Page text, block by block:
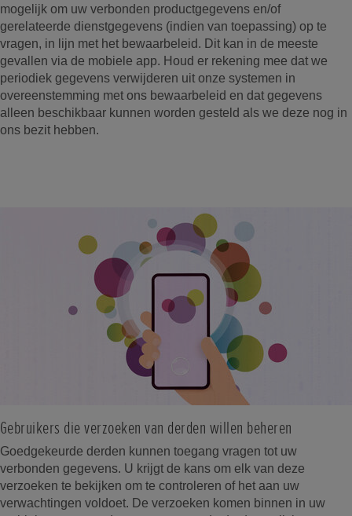
mogelijk om uw verbonden productgegevens en/of
gerelateerde dienstgegevens (indien van toepassing) op te
vragen, in lijn met het bewaarbeleid. Dit kan in de meeste
gevallen via de mobiele app. Houd er rekening mee dat we
periodiek gegevens verwijderen uit onze systemen in
overeenstemming met ons bewaarbeleid en dat gegevens
alleen beschikbaar kunnen worden gesteld als we deze nog in
ons bezit hebben.
Gebruikers die verzoeken van derden willen beheren
Goedgekeurde derden kunnen toegang vragen tot uw
verbonden gegevens. U krijgt de kans om elk van deze
verzoeken te bekijken om te controleren of het aan uw
verwachtingen voldoet. De verzoeken komen binnen in uw